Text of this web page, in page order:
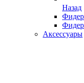
Назад
Аксессуары